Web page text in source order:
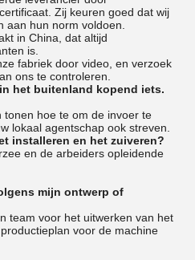
Zij keuren goed dat wij
aan hun norm voldoen.
in China, dat altijd
is.
fabriek door video, en verzoek
ons te controleren.
het buitenland kopend iets.
tonen hoe te om de invoer te
lokaal agentschap ook streven.
installeren en het zuiveren?
en de arbeiders opleidende
mijn ontwerp of
team voor het uitwerken van het
voor de machine